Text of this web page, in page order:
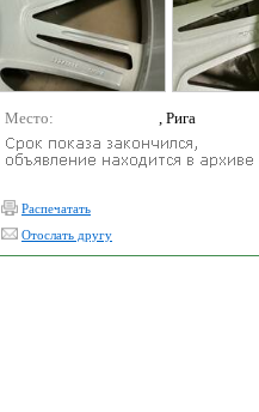
Место: , Рига
Распечатать
Отослать другу